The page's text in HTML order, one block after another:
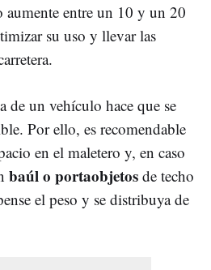
aumente entre un 10 y un 20
su uso y llevar las
de un vehículo hace que se
Por ello, es recomendable
en el maletero y, en caso
baúl o portaobjetos de techo
el peso y se distribuya de